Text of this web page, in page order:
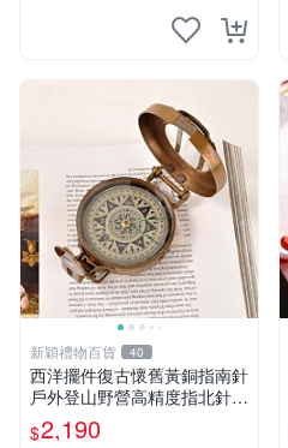
新穎禮物百貨 40
西洋擺件復古懷舊黃銅指南針
戶外登山野營高精度指北針羅
盤
$2,190